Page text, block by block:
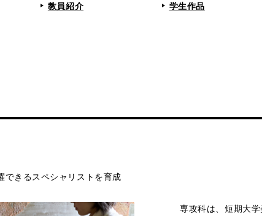
教員紹介
学生作品
できるスペシャリストを育成
専攻科は、短期大